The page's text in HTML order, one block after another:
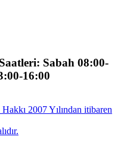
Sabah 08:00-
16:00
2007 Yılından itibaren